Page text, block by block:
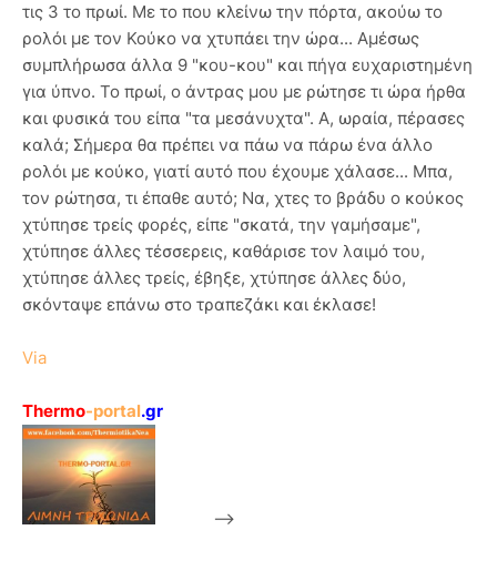
τις 3 το πρωί. Με το που κλείνω την πόρτα, ακούω το
ρολόι με τον Κούκο να χτυπάει την ώρα... Αμέσως
συμπλήρωσα άλλα 9 "κου-κου" και πήγα ευχαριστημένη
για ύπνο. Το πρωί, ο άντρας μου με ρώτησε τι ώρα ήρθα
και φυσικά του είπα "τα μεσάνυχτα". Α, ωραία, πέρασες
καλά; Σήμερα θα πρέπει να πάω να πάρω ένα άλλο
ρολόι με κούκο, γιατί αυτό που έχουμε χάλασε... Μπα,
τον ρώτησα, τι έπαθε αυτό; Να, χτες το βράδυ ο κούκος
χτύπησε τρείς φορές, είπε "σκατά, την γαμήσαμε",
χτύπησε άλλες τέσσερεις, καθάρισε τον λαιμό του,
χτύπησε άλλες τρείς, έβηξε, χτύπησε άλλες δύο,
σκόνταψε επάνω στο τραπεζάκι και έκλασε!
Via
Thermo-portal.gr
-->